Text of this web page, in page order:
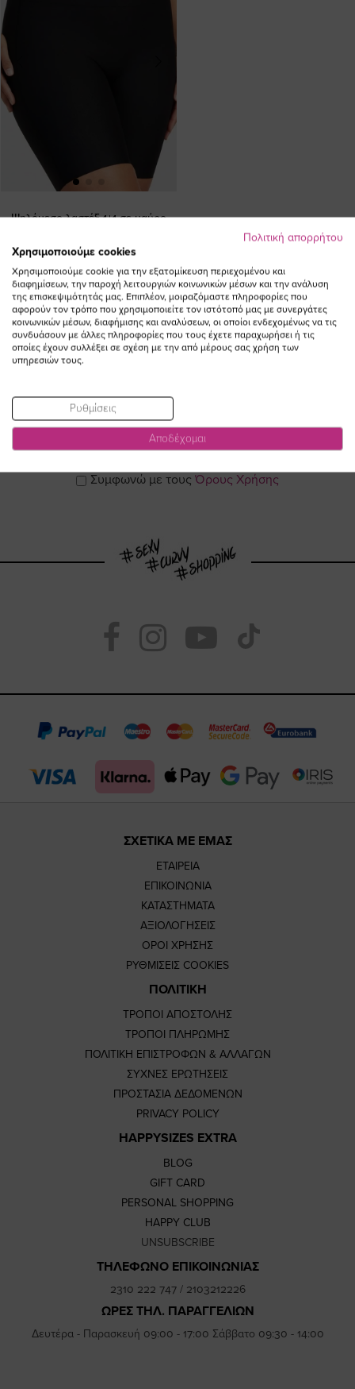
Ψηλόμεσο λαστέξ 1+1 σε μαύρο
57,00 €
ΕΓΓΡΑΦΕΙΤΕ ΣΤΟ NEWSLETTER
ΕΓΓΡΑΦΗ
Συμφωνώ με τους Όρους Χρήσης
Visit
https://
page
Visit
https://
page
Visit
https://
page
our
TikTok
page
ΣΧΕΤΙΚΑ ΜΕ ΕΜΑΣ
ΕΤΑΙΡΕΙΑ
ΕΠΙΚΟΙΝΩΝΙΑ
ΚΑΤΑΣΤΗΜΑΤΑ
ΑΞΙΟΛΟΓΗΣΕΙΣ
ΟΡΟΙ ΧΡΗΣΗΣ
ΡΥΘΜΙΣΕΙΣ COOKIES
ΠΟΛΙΤΙΚΗ
ΤΡΟΠΟΙ ΑΠΟΣΤΟΛΗΣ
ΤΡΟΠΟΙ ΠΛΗΡΩΜΗΣ
ΠΟΛΙΤΙΚΗ ΕΠΙΣΤΡΟΦΩΝ & ΑΛΛΑΓΩΝ
ΣΥΧΝΕΣ ΕΡΩΤΗΣΕΙΣ
ΠΡΟΣΤΑΣΙΑ ΔΕΔΟΜΕΝΩΝ
PRIVACY POLICY
HAPPYSIZES EXTRA
BLOG
GIFT CARD
PERSONAL SHOPPING
HAPPY CLUB
UNSUBSCRIBE
ΤΗΛΕΦΩΝΟ ΕΠΙΚΟΙΝΩΝΙΑΣ
2310 222 747/ 2103212226
ΩΡΕΣ ΤΗΛ. ΠΑΡΑΓΓΕΛΙΩΝ
Δευτέρα - Παρασκευή 09:00 - 17:00 Σάββατο 09:30 - 14:00
Πολιτική απορρήτου
Χρησιμοποιούμε cookies
Χρησιμοποιούμε cookie για την εξατομίκευση περιεχομένου και
διαφημίσεων, την παροχή λειτουργιών κοινωνικών μέσων και την ανάλυση
της επισκεψιμότητάς μας. Επιπλέον, μοιραζόμαστε πληροφορίες που
αφορούν τον τρόπο που χρησιμοποιείτε τον ιστότοπό μας με συνεργάτες
κοινωνικών μέσων, διαφήμισης και αναλύσεων, οι οποίοι ενδεχομένως να τις
συνδυάσουν με άλλες πληροφορίες που τους έχετε παραχωρήσει ή τις
οποίες έχουν συλλέξει σε σχέση με την από μέρους σας χρήση των
υπηρεσιών τους.
Ρυθμίσεις
Αποδέχομαι